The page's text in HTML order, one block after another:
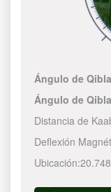
Ángulo de
Ángulo de
Distancia de
Deflexión
Ubicación: